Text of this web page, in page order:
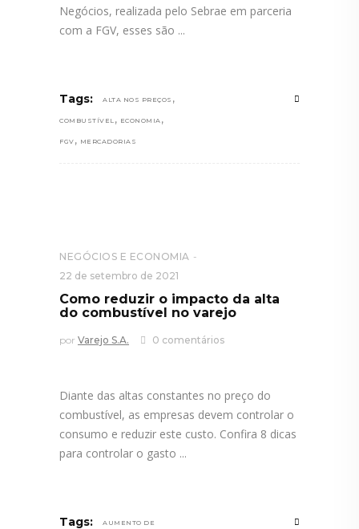
Negócios, realizada pelo Sebrae em parceria
com a FGV, esses são
Tags: ALTA NOS PREÇOS ,
COMBUSTÍVEL , ECONOMIA ,
FGV , MERCADORIAS
NEGÓCIOS E ECONOMIA
22 de setembro de 2021
Como reduzir o impacto da alta
do combustível no varejo
por Varejo S.A. 0 comentários
Diante das altas constantes no preço do
combustível, as empresas devem controlar o
consumo e reduzir este custo. Confira 8 dicas
para controlar o gasto
Tags: AUMENTO DE